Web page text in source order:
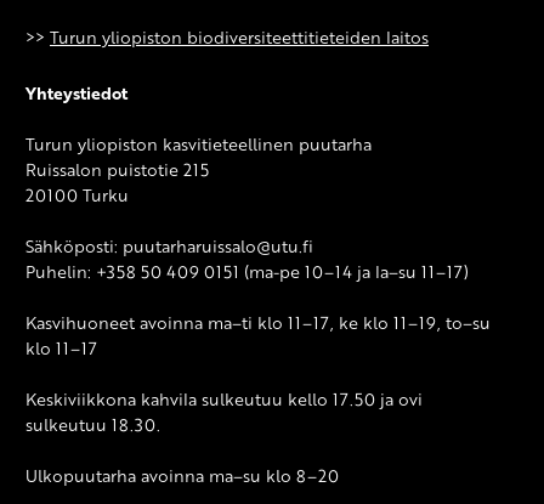
>> Turun yliopiston biodiversiteettitieteiden laitos
Yhteystiedot
Turun yliopiston kasvitieteellinen puutarha
Ruissalon puistotie 215
20100 Turku
Sähköposti: puutarharuissalo@utu.fi
Puhelin: +358 50 409 0151 (ma-pe 10–14 ja la–su 11–17)
Kasvihuoneet avoinna ma–ti klo 11–17, ke klo 11–19, to–su
klo 11–17
Keskiviikkona kahvila sulkeutuu kello 17.50 ja ovi
sulkeutuu 18.30.
Ulkopuutarha avoinna ma–su klo 8–20